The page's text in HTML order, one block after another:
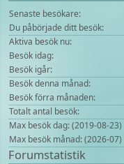
Senaste besökare:
Du påbörjade ditt besök:
Aktiva besök nu:
Besök idag:
Besök igår:
Besök denna månad:
Besök förra månaden:
Totalt antal besök:
Max besök dag: (2019-08-23)
Max besök månad: (2026-07)
Forumstatistik